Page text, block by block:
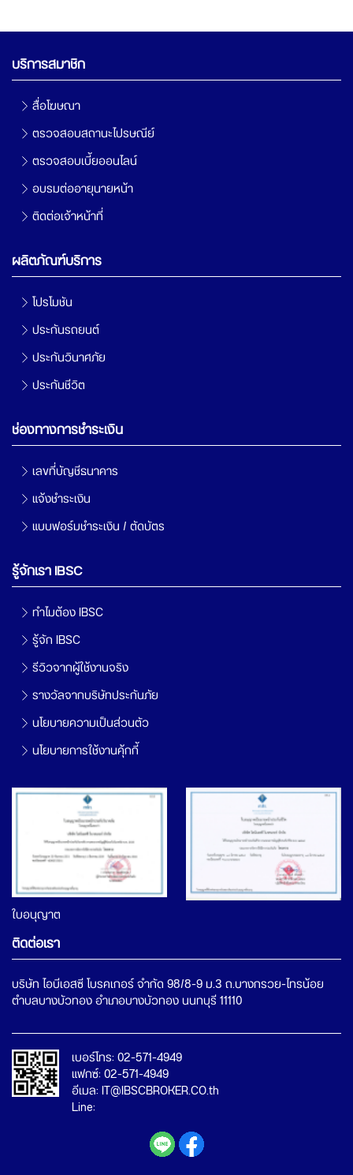
บริการสมาชิก
สื่อโฆษณา
ตรวจสอบสถานะไปรษณีย์
ตรวจสอบเบี้ยออนไลน์
อบรมต่ออายุนายหน้า
ติดต่อเจ้าหน้าที่
ผลิตภัณฑ์บริการ
โปรโมชัน
ประกันรถยนต์
ประกันวินาศภัย
ประกันชีวิต
ช่องทางการชำระเงิน
เลขที่บัญชีธนาคาร
แจ้งชำระเงิน
แบบฟอร์มชำระเงิน / ตัดบัตร
รู้จักเรา IBSC
ทำไมต้อง IBSC
รู้จัก IBSC
รีวิวจากผู้ใช้งานจริง
รางวัลจากบริษัทประกันภัย
นโยบายความเป็นส่วนตัว
นโยบายการใช้งานคุ้กกี้
ใบอนุญาต
ติดต่อเรา
บริษัท ไอบีเอสซี โบรคเกอร์ จำกัด 98/8-9 ม.3 ถ.บางกรวย-ไทรน้อย
เบอร์โทร: 02-571-4949
แฟกซ์: 02-571-4949
อีเมล: IT@IBSCBROKER.CO.th
Line: